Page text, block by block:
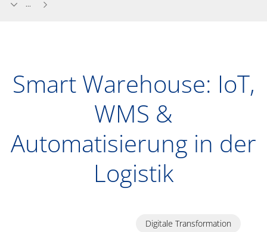
...
Smart Warehouse: IoT,
WMS &
Automatisierung in der
Logistik
Digitale Transformation